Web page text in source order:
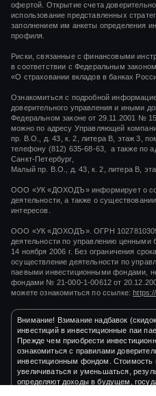
офертой. Открытие счета
использование представленных
заполнением им анкеты определения
профиля.
Риски, связанные с финансовыми
в соответствии с Федеральным
«О страховании вкладов в банках
Ознакомиться с подробной
доверительного управления и иными
Федеральном законе от 29.11.2001 №
можно по адресу Управляющей
пр. В.О., д. 43, к. 2, литера В, этаж 3,
телефону (812) 635-68-63, а также по
Санкт-Петербург,
Малый пр. В.О., д. 43, к. 2, литера В,
ООО «УК «ДОХОДЪ» информирует о
деятельности, а также о
интересов.
ООО «УК «ДОХОДЪ». ОГРН
деятельности по управлению ценными
14 ноября 2006 г. Без ограничения
осуществление деятельности по
паевыми инвестиционными фондами,
фондами № 21-000-1-00612 от
можете ознакомиться по ссылке:
Внимание! Взимание надбавок
инвестиций в инвестиционные паи
Прежде чем приобрести
ознакомиться с правилами
инвестиционным фондом. Стоимость
увеличиваться и уменьшаться,
определяют доходы в будущем,